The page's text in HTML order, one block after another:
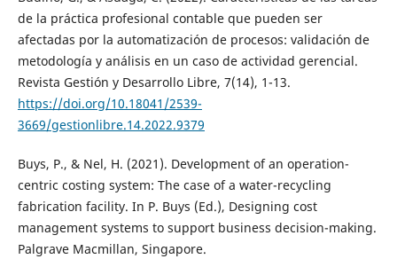
de la práctica profesional contable que pueden ser
afectadas por la automatización de procesos: validación de
metodología y análisis en un caso de actividad gerencial.
Revista Gestión y Desarrollo Libre, 7(14), 1-13.
https://doi.org/10.18041/2539-
3669/gestionlibre.14.2022.9379
Buys, P., & Nel, H. (2021). Development of an operation-
centric costing system: The case of a water-recycling
fabrication facility. In P. Buys (Ed.), Designing cost
management systems to support business decision-making.
Palgrave Macmillan, Singapore.